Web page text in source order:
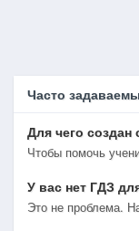
Часто
Для чего создан
Чтобы помочь
У вас нет ГДЗ
Это не проблема.